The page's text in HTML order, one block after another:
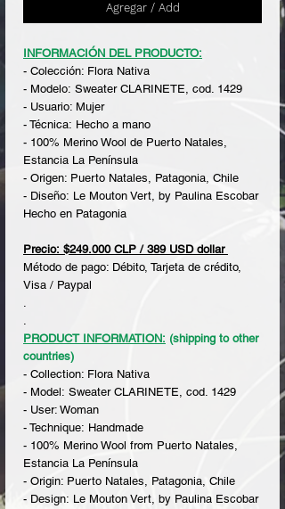
Agregar / Add
INFORMACIÓN DEL PRODUCTO:
- Colección: Flora Nativa
- Modelo: Sweater CLARINETE, cod. 1429
- Usuario: Mujer
- Técnica: Hecho a mano
- 100% Merino Wool de Puerto Natales,
Estancia La Península
- Origen: Puerto Natales, Patagonia, Chile
- Diseño: Le Mouton Vert, by Paulina Escobar
Hecho en Patagonia
Precio: $249.000 CLP / 389 USD dollar
Método de pago: Débito, Tarjeta de crédito,
Visa / Paypal
.
.
PRODUCT INFORMATION: (shipping to other
countries)
- Collection: Flora Nativa
- Model: Sweater CLARINETE, cod. 1429
- User: Woman
- Technique: Handmade
- 100% Merino Wool from Puerto Natales,
Estancia La Península
- Origin: Puerto Natales, Patagonia, Chile
- Design: Le Mouton Vert, by Paulina Escobar